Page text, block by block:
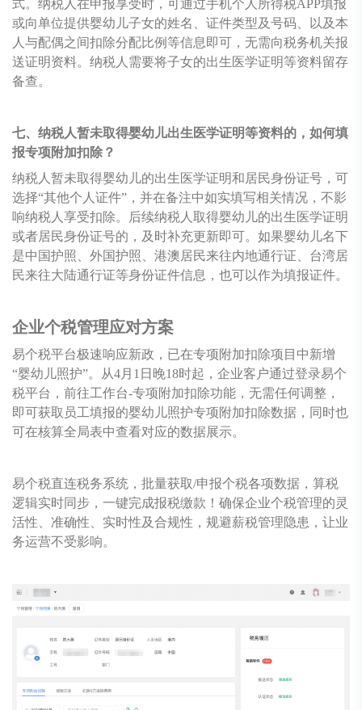
式。纳税人在申报享受时，可通过手机个人所得税APP填报
或向单位提供婴幼儿子女的姓名、证件类型及号码、以及本
人与配偶之间扣除分配比例等信息即可，无需向税务机关报
送证明资料。纳税人需要将子女的出生医学证明等资料留存
备查。
七、纳税人暂未取得婴幼儿出生医学证明等资料的，如何填
报专项附加扣除？
纳税人暂未取得婴幼儿的出生医学证明和居民身份证号，可
选择“其他个人证件”，并在备注中如实填写相关情况，不影
响纳税人享受扣除。后续纳税人取得婴幼儿的出生医学证明
或者居民身份证号的，及时补充更新即可。如果婴幼儿名下
是中国护照、外国护照、港澳居民来往内地通行证、台湾居
民来往大陆通行证等身份证件信息，也可以作为填报证件。
企业个税管理应对方案
易个税平台极速响应新政，已在专项附加扣除项目中新增
“婴幼儿照护”。从4月1日晚18时起，企业客户通过登录易个
税平台，前往工作台-专项附加扣除功能，无需任何调整，
即可获取员工填报的婴幼儿照护专项附加扣除数据，同时也
可在核算全局表中查看对应的数据展示。
易个税直连税务系统，批量获取/申报个税各项数据，算税
逻辑实时同步，一键完成报税缴款！确保企业个税管理的灵
活性、准确性、实时性及合规性，规避薪税管理隐患，让业
务运营不受影响。